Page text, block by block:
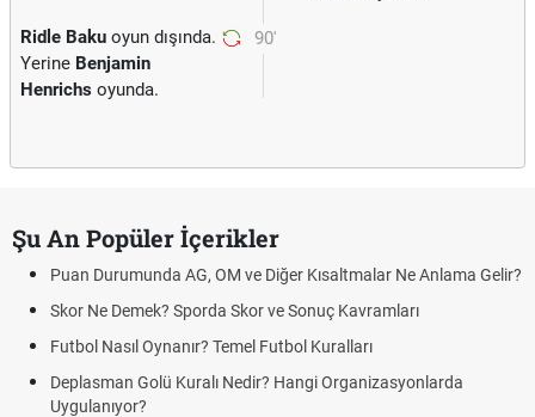
90'
Ridle Baku oyun dışında.
Yerine Benjamin
Henrichs oyunda.
Şu An Popüler İçerikler
Puan Durumunda AG, OM ve Diğer Kısaltmalar Ne Anlama Gelir?
Skor Ne Demek? Sporda Skor ve Sonuç Kavramları
Futbol Nasıl Oynanır? Temel Futbol Kuralları
Deplasman Golü Kuralı Nedir? Hangi Organizasyonlarda
Uygulanıyor?